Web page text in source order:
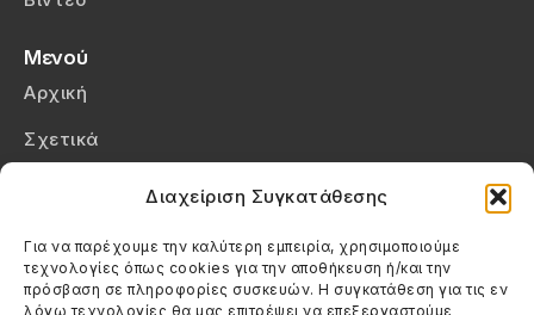
Διαχείριση Συγκατάθεσης
Για να παρέχουμε την καλύτερη εμπειρία, χρησιμοποιούμε
τεχνολογίες όπως cookies για την αποθήκευση ή/και την
πρόσβαση σε πληροφορίες συσκευών. Η συγκατάθεση για τις εν
λόγω τεχνολογίες θα μας επιτρέψει να επεξεργαστούμε
Μενού
Αρχική
Σχετικά
Πολιτική Cookies (ΕΕ)